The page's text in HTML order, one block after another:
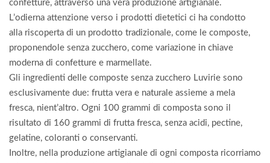
confetture, attraverso una vera produzione artigianale.
L’odierna attenzione verso i prodotti dietetici ci ha condotto
alla riscoperta di un prodotto tradizionale, come le composte,
proponendole senza zucchero, come variazione in chiave
moderna di confetture e marmellate.
Gli ingredienti delle composte senza zucchero Luvirie sono
esclusivamente due: frutta vera e naturale assieme a mela
fresca, nient’altro. Ogni 100 grammi di composta sono il
risultato di 160 grammi di frutta fresca, senza acidi, pectine,
gelatine, coloranti o conservanti.
Inoltre, nella produzione artigianale di ogni composta ricorriamo